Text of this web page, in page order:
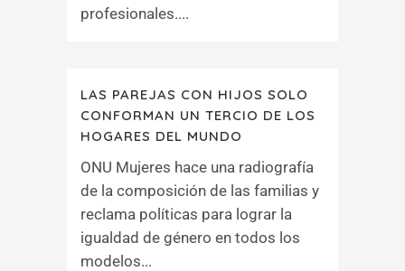
profesionales....
LAS PAREJAS CON HIJOS SOLO
CONFORMAN UN TERCIO DE LOS
HOGARES DEL MUNDO
ONU Mujeres hace una radiografía
de la composición de las familias y
reclama políticas para lograr la
igualdad de género en todos los
modelos...